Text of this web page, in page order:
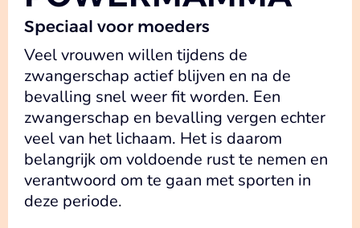
Speciaal voor moeders
Veel vrouwen willen tijdens de
zwangerschap actief blijven en na de
bevalling snel weer fit worden. Een
zwangerschap en bevalling vergen echter
veel van het lichaam. Het is daarom
belangrijk om voldoende rust te nemen en
verantwoord om te gaan met sporten in
deze periode.